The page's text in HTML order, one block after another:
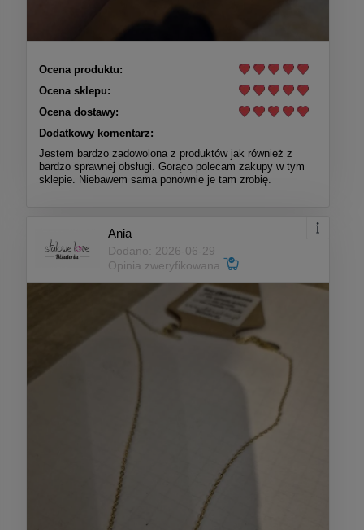
Ocena produktu:
Ocena sklepu:
Ocena dostawy:
Dodatkowy komentarz:
Jestem bardzo zadowolona z produktów jak również z
bardzo sprawnej obsługi. Gorąco polecam zakupy w tym
sklepie. Niebawem sama ponownie je tam zrobię.
Ania
Dodano: 2026-06-29
Opinia zweryfikowana